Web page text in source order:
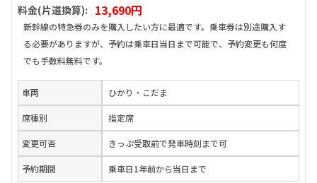
料金(片道換算): 13,690円
新幹線の特急券のみを購入したい方に最適です。乗車券は別途購入す
る必要がありますが、予約は乗車日当日まで可能で、予約変更も何度
でも手数料無料です。
車両 ひかり・こだま
席種別 指定席
変更可否 きっぷ受取前で発車時刻まで可
予約期間 乗車日1年前から当日まで